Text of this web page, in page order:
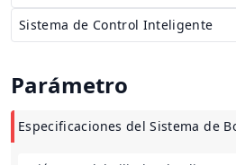
Sistema de Control Inteligente
Parámetro
Especificaciones del Sistema de